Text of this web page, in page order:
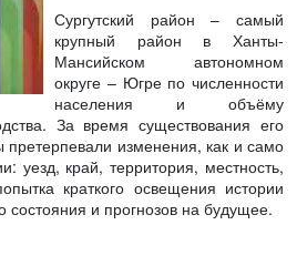
Сургутский район – самый
крупный район в Ханты-
Мансийском автономном
округе – Югре по численности
населения и объёму
За время существования его
изменения, как и само
уезд, край, территория, местность,
краткого освещения истории
состояния и прогнозов на будущее.